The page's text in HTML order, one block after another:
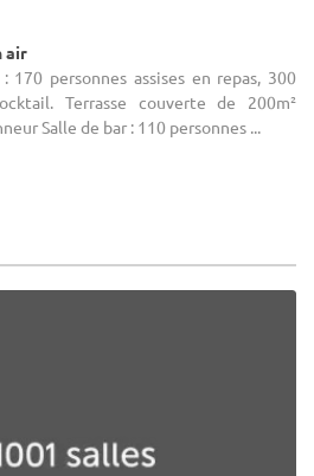
air
personnes assises en repas, 300
Terrasse couverte de 200m²
Salle de bar : 110 personnes ...